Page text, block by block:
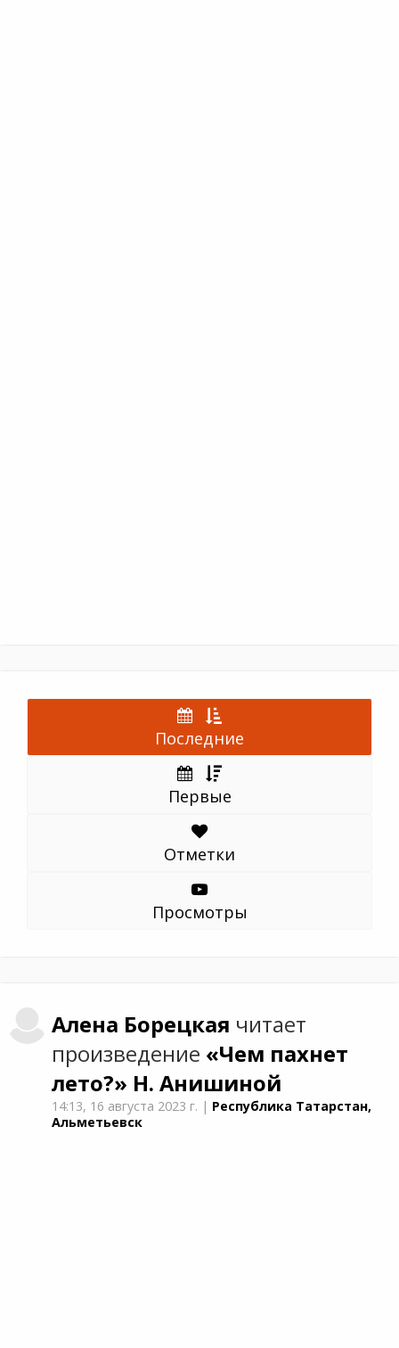
Последние
Первые
Отметки
Просмотры
Алена Борецкая читает
произведение «Чем пахнет
лето?» Н. Анишиной
14:13, 16 августа 2023 г. | Республика Татарстан,
Альметьевск